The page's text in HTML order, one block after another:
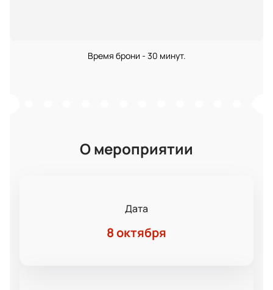
Время брони - 30 минут.
О мероприятии
Дата
8 октября